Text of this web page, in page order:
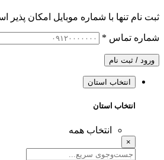
ثبت نام تنها با شماره موبایل امکان پذیر
شماره تماس *
ورود / ثبت نام
انتخاب استان
انتخاب استان
انتخاب همه
×